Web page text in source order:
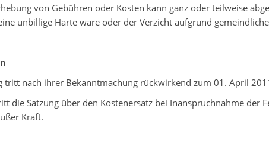
von Gebühren oder Kosten kann ganz oder teilweise
unbillige Härte wäre oder der Verzicht aufgrund
tritt nach ihrer Bekanntmachung rückwirkend zum 01. April
die Satzung über den Kostenersatz bei Inanspruchnahme der
Kraft.